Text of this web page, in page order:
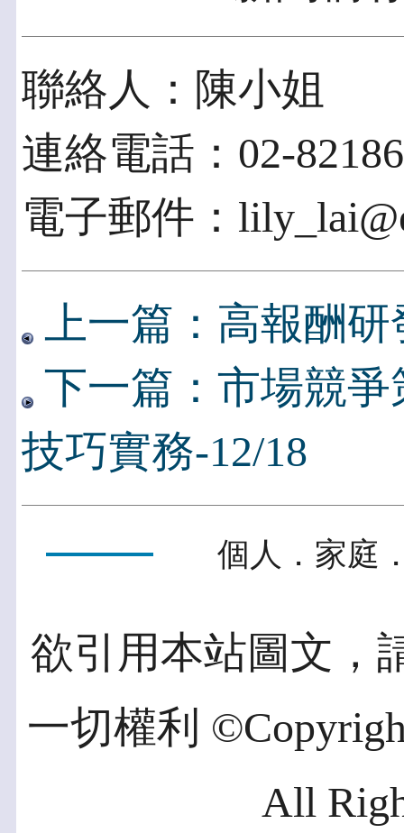
聯絡人：陳小姐
連絡電話：02-
電子郵件：
上一篇：高報酬
下一篇：市場競
技巧實務-12/18
個人．家庭
欲引用本站圖文，
一切權利
All